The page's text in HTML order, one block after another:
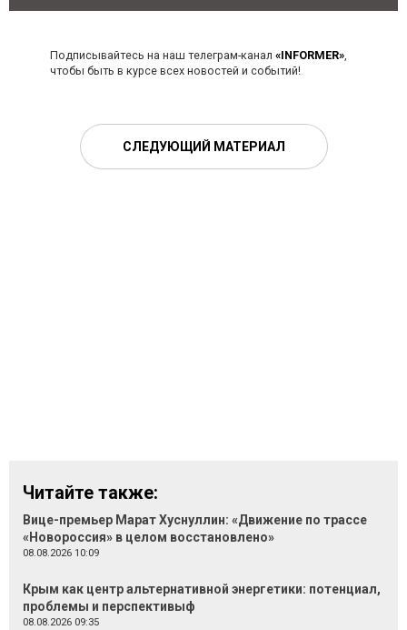
Подписывайтесь на наш телеграм-канал «INFORMER»,
чтобы быть в курсе всех новостей и событий!
СЛЕДУЮЩИЙ МАТЕРИАЛ
Читайте также:
Вице-премьер Марат Хуснуллин: «Движение по трассе
«Новороссия» в целом восстановлено»
08.08.2026 10:09
Крым как центр альтернативной энергетики: потенциал,
проблемы и перспективыф
08.08.2026 09:35